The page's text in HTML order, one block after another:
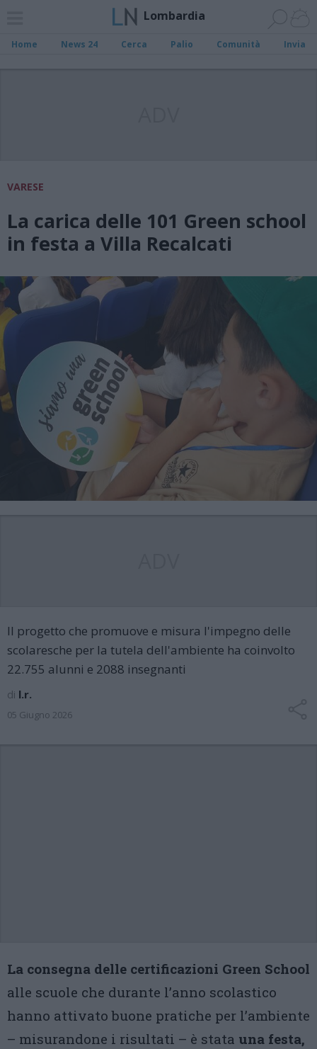
Lombardia
Home News 24 Cerca Palio Comunità Invia
VARESE
La carica delle 101 Green school
in festa a Villa Recalcati
Il progetto che promuove e misura l'impegno delle
scolaresche per la tutela dell'ambiente ha coinvolto
22.755 alunni e 2088 insegnanti
di l.r.
05 Giugno 2026
La consegna delle certificazioni Green School
alle scuole che durante l’anno scolastico
hanno attivato buone pratiche per l’ambiente
– misurandone i risultati – è stata una festa,